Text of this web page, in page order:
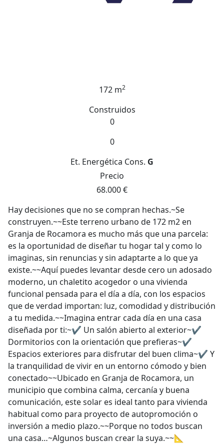
172 m2
Construidos
0
0
Et. Energética Cons. G
Precio
68.000 €
Hay decisiones que no se compran hechas.~Se
construyen.~~Este terreno urbano de 172 m2 en
Granja de Rocamora es mucho más que una parcela:
es la oportunidad de diseñar tu hogar tal y como lo
imaginas, sin renuncias y sin adaptarte a lo que ya
existe.~~Aquí puedes levantar desde cero un adosado
moderno, un chaletito acogedor o una vivienda
funcional pensada para el día a día, con los espacios
que de verdad importan: luz, comodidad y distribución
a tu medida.~~Imagina entrar cada día en una casa
diseñada por ti:~✔ Un salón abierto al exterior~✔
Dormitorios con la orientación que prefieras~✔
Espacios exteriores para disfrutar del buen clima~✔ Y
la tranquilidad de vivir en un entorno cómodo y bien
conectado~~Ubicado en Granja de Rocamora, un
municipio que combina calma, cercanía y buena
comunicación, este solar es ideal tanto para vivienda
habitual como para proyecto de autopromoción o
inversión a medio plazo.~~Porque no todos buscan
una casa…~Algunos buscan crear la suya.~~📐